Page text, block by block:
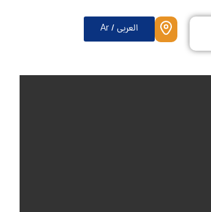
العربی / Ar